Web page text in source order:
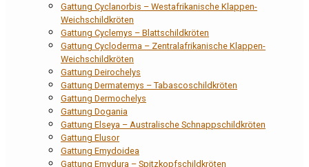
Gattung Cyclanorbis – Westafrikanische Klappen-
Weichschildkröten
Gattung Cyclemys – Blattschildkröten
Gattung Cycloderma – Zentralafrikanische Klappen-
Weichschildkröten
Gattung Deirochelys
Gattung Dermatemys – Tabascoschildkröten
Gattung Dermochelys
Gattung Dogania
Gattung Elseya – Australische Schnappschildkröten
Gattung Elusor
Gattung Emydoidea
Gattung Emydura – Spitzkopfschildkröten